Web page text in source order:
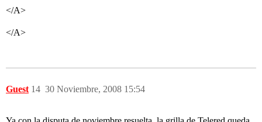
</A>
</A>
Guest 30 Noviembre, 2008 15:54
14